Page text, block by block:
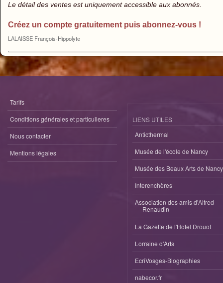
Le détail des ventes est uniquement accessible aux abonnés.
Créez un compte gratuitement puis abonnez-vous !
LALAISSE François-Hippolyte
Tarifs
Conditions générales et particulieres
Nous contacter
Mentions légales
LIENS UTILES
Anticthermal
Musée de l'école de Nancy
Musée des Beaux Arts de Nancy
Interenchères
Association des amis d'Alfred
Renaudin
La Gazette de l'Hotel Drouot
Lorraine d'Arts
EcriVosges-Biographies
nabecor.fr